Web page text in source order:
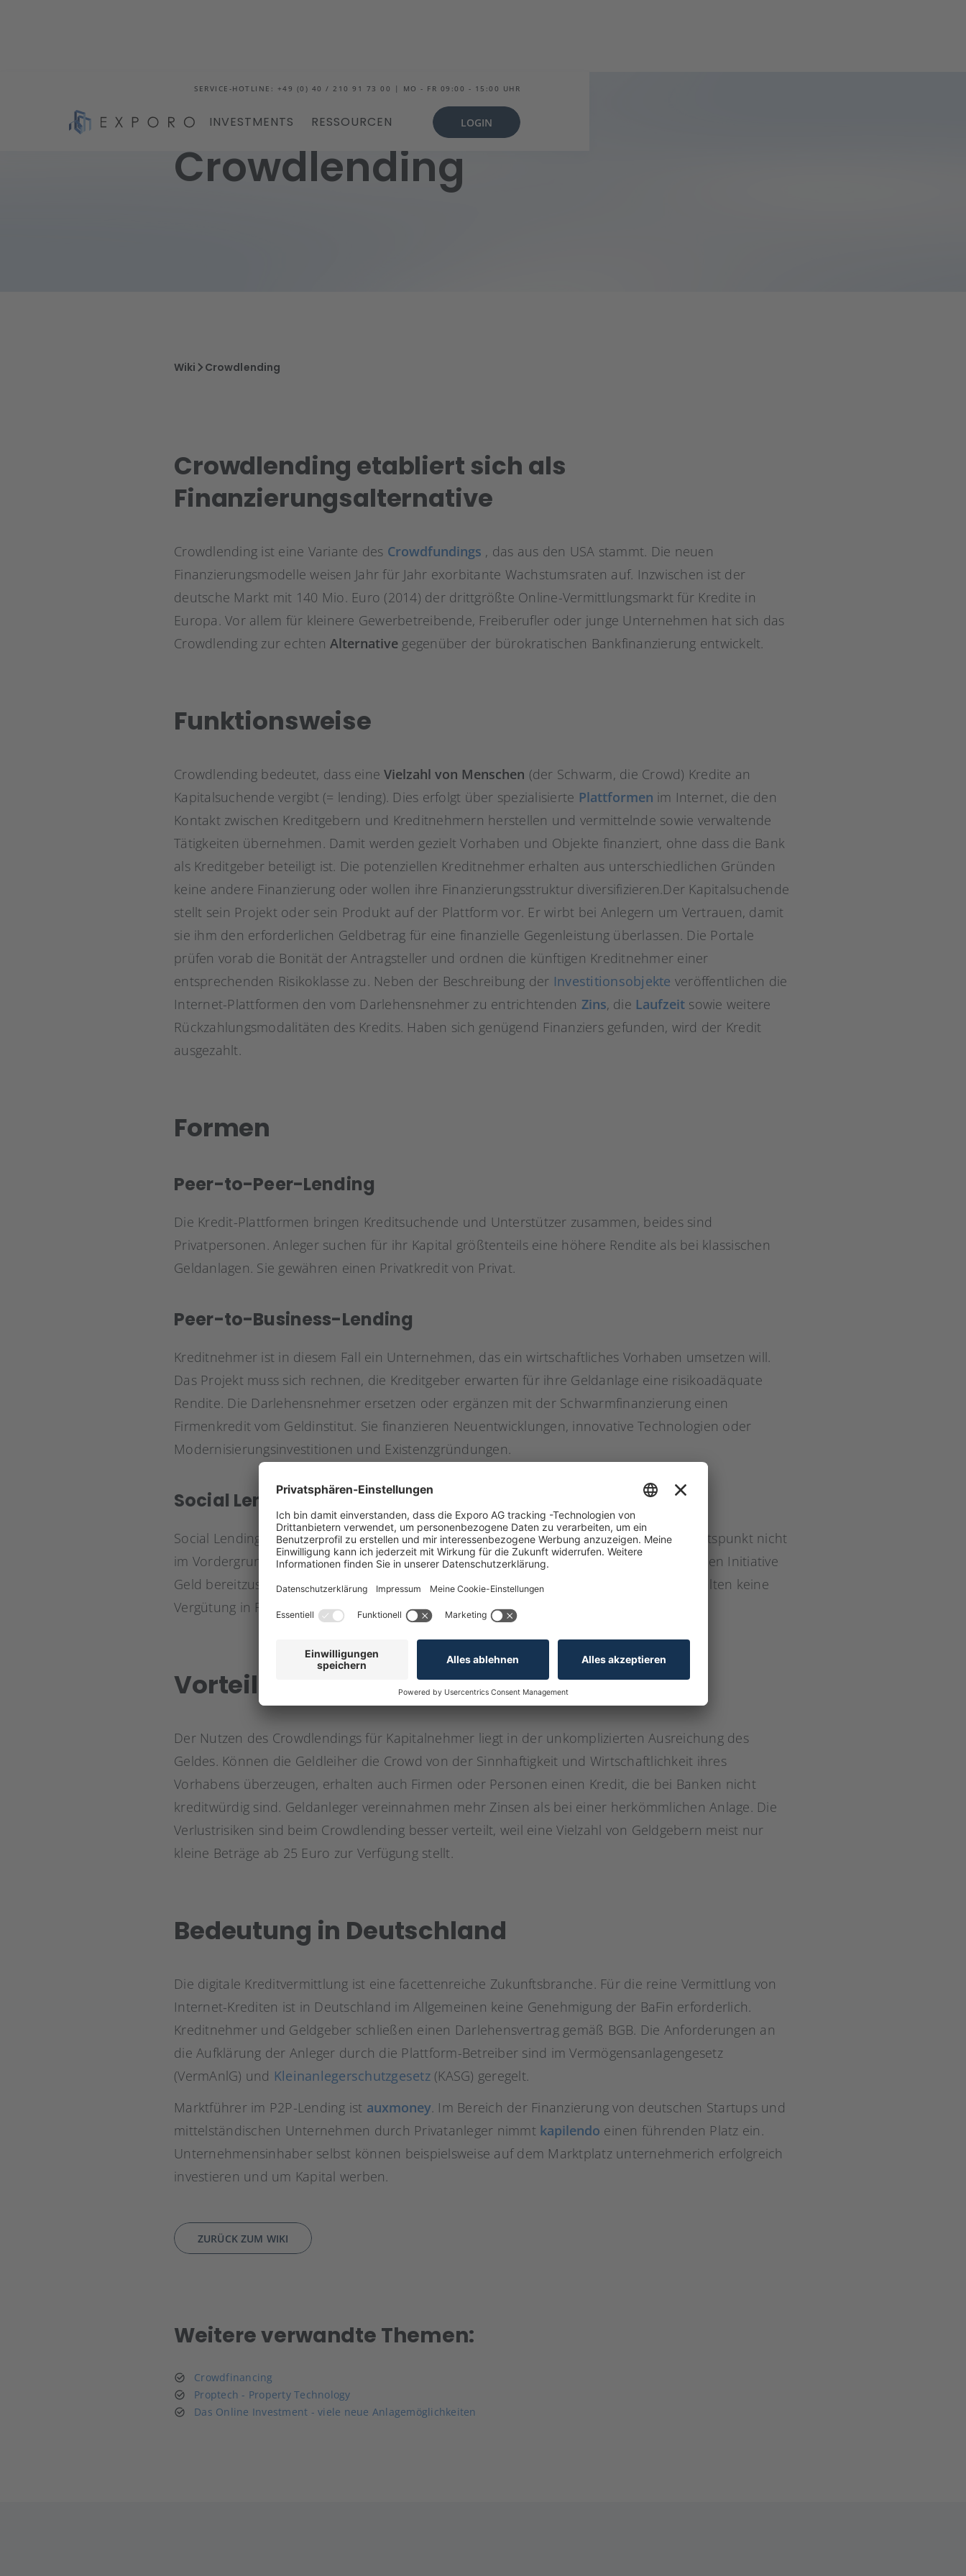
SERVICE-HOTLINE: +49 (0) 40 / 210 91 73 00 | MO - FR 09:00 - 15:00 UHR
INVESTMENTS RESSOURCEN LOGIN
Crowdlending
Wiki Crowdlending
Crowdlending etabliert sich als
Finanzierungsalternative
Crowdlending ist eine Variante des Crowdfundings , das aus den USA stammt. Die neuen
Finanzierungsmodelle weisen Jahr für Jahr exorbitante Wachstumsraten auf. Inzwischen ist der
deutsche Markt mit 140 Mio. Euro (2014) der drittgrößte Online-Vermittlungsmarkt für Kredite in
Europa. Vor allem für kleinere Gewerbetreibende, Freiberufler oder junge Unternehmen hat sich das
Crowdlending zur echten Alternative gegenüber der bürokratischen Bankfinanzierung entwickelt.
Funktionsweise
Crowdlending bedeutet, dass eineVielzahl von Menschen (der Schwarm, die Crowd) Kredite an
Kapitalsuchende vergibt (= lending). Dies erfolgt über spezialisierte Plattformen im Internet, die den
Kontakt zwischen Kreditgebern und Kreditnehmern herstellen und vermittelnde sowie verwaltende
Tätigkeiten übernehmen. Damit werden gezielt Vorhaben und Objekte finanziert, ohne dass die Bank
als Kreditgeber beteiligt ist. Die potenziellen Kreditnehmer erhalten aus unterschiedlichen Gründen
keine andere Finanzierung oder wollen ihre Finanzierungsstruktur diversifizieren.Der Kapitalsuchende
stellt sein Projekt oder sein Produkt auf der Plattform vor. Er wirbt bei Anlegern um Vertrauen, damit
sie ihm den erforderlichen Geldbetrag für eine finanzielle Gegenleistung überlassen. Die Portale
prüfen vorab die Bonität der Antragsteller und ordnen die künftigen Kreditnehmer einer
entsprechenden Risikoklasse zu. Neben der Beschreibung der Investitionsobjekte veröffentlichen die
Internet-Plattformen den vom Darlehensnehmer zu entrichtenden Zins, die Laufzeit sowie weitere
Rückzahlungsmodalitäten des Kredits. Haben sich genügend Finanziers gefunden, wird der Kredit
ausgezahlt.
Formen
Peer-to-Peer-Lending
Die Kredit-Plattformen bringen Kreditsuchende und Unterstützer zusammen, beides sind
Privatpersonen. Anleger suchen für ihr Kapital größtenteils eine höhere Rendite als bei klassischen
Geldanlagen. Sie gewähren einen Privatkredit von Privat.
Peer-to-Business-Lending
Kreditnehmer ist in diesem Fall ein Unternehmen, das ein wirtschaftliches Vorhaben umsetzen will.
Das Projekt muss sich rechnen, die Kreditgeber erwarten für ihre Geldanlage eine risikoadäquate
Rendite. Die Darlehensnehmer ersetzen oder ergänzen mit der Schwarmfinanzierung einen
Firmenkredit vom Geldinstitut. Sie finanzieren Neuentwicklungen, innovative Technologien oder
Modernisierungsinvestitionen und Existenzgründungen.
Social Lending
Social Lending ist eine Sonderform des Crowdlendings, bei der der ökonomische Gesichtspunkt nicht
im Vordergrund steht. Es geht darum, einem karitativen Projekt oder einer gemeinnützigen Initiative
Geld bereitzustellen. Der soziale Aspekt der Kreditierung überwiegt, die Kreditgeber erhalten keine
Vergütung in Form von Zinsen, Prämien oder sonstigen Leistungen.
Vorteile
Der Nutzen des Crowdlendings für Kapitalnehmer liegt in der unkomplizierten Ausreichung des
Geldes. Können die Geldleiher die Crowd von der Sinnhaftigkeit und Wirtschaftlichkeit ihres
Vorhabens überzeugen, erhalten auch Firmen oder Personen einen Kredit, die bei Banken nicht
kreditwürdig sind. Geldanleger vereinnahmen mehr Zinsen als bei einer herkömmlichen Anlage. Die
Verlustrisiken sind beim Crowdlending besser verteilt, weil eine Vielzahl von Geldgebern meist nur
kleine Beträge ab 25 Euro zur Verfügung stellt.
Bedeutung in Deutschland
Die digitale Kreditvermittlung ist eine facettenreiche Zukunftsbranche. Für die reine Vermittlung von
Internet-Krediten ist in Deutschland im Allgemeinen keine Genehmigung der BaFin erforderlich.
Kreditnehmer und Geldgeber schließen einen Darlehensvertrag gemäß BGB. Die Anforderungen an
die Aufklärung der Anleger durch die Plattform-Betreiber sind im Vermögensanlagengesetz
(VermAnlG) und Kleinanlegerschutzgesetz(KASG) geregelt.
Marktführer im P2P-Lending ist auxmoney. Im Bereich der Finanzierung von deutschen Startups und
mittelständischen Unternehmen durch Privatanleger nimmt kapilendo einen führenden Platz ein.
Unternehmensinhaber selbst können beispielsweise auf dem Marktplatz unternehmerich erfolgreich
investieren und um Kapital werben.
ZURÜCK ZUM WIKI
Weitere verwandte Themen:
Crowdfinancing
Proptech - Property Technology
Das Online Investment - viele neue Anlagemöglichkeiten